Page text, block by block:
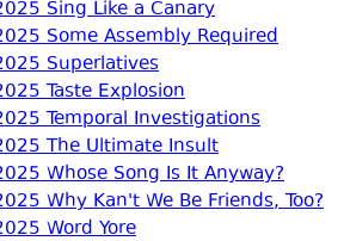
Sing Like a Canary
Some Assembly Required
Superlatives
Taste Explosion
Temporal Investigations
The Ultimate Insult
Whose Song Is It Anyway?
Why Kan't We Be Friends, Too?
Word Yore